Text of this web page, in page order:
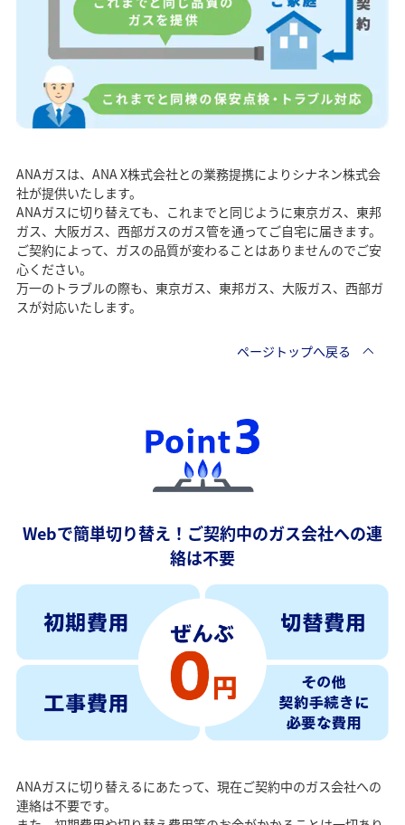
ANAガスは、ANA X株式会社との業務提携によりシナネン株式会
社が提供いたします。
ANAガスに切り替えても、これまでと同じように東京ガス、東邦
ガス、大阪ガス、西部ガスのガス管を通ってご自宅に届きます。
ご契約によって、ガスの品質が変わることはありませんのでご安
心ください。
万一のトラブルの際も、東京ガス、東邦ガス、大阪ガス、西部ガ
スが対応いたします。
ページトップへ戻る
Webで簡単切り替え！ご契約中のガス会社への連
絡は不要
ANAガスに切り替えるにあたって、現在ご契約中のガス会社への
連絡は不要です。